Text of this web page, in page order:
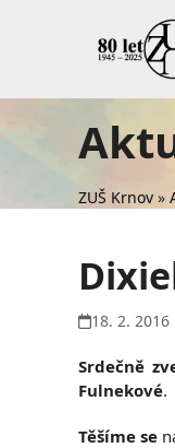
ZUŠ Krnov »
18. 2. 2016
Srdečně
Fulnekové.
Těšíme se